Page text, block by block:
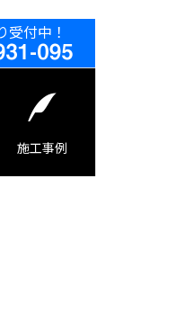
受付中！
施工事例